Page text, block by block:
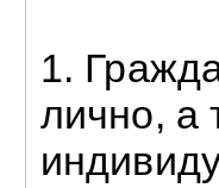
1.
лично, а